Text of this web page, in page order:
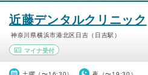
近藤デンタルクリニック
神奈川県横浜市港北区日吉（日吉駅）
マイナ受付